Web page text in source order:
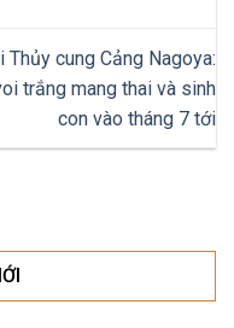
Thủy cung Cảng Nagoya:
trắng mang thai và sinh
con vào tháng 7 tới